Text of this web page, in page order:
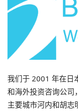
我们于 2001 年在日
和海外投资咨询公司
主要城市河内和胡志